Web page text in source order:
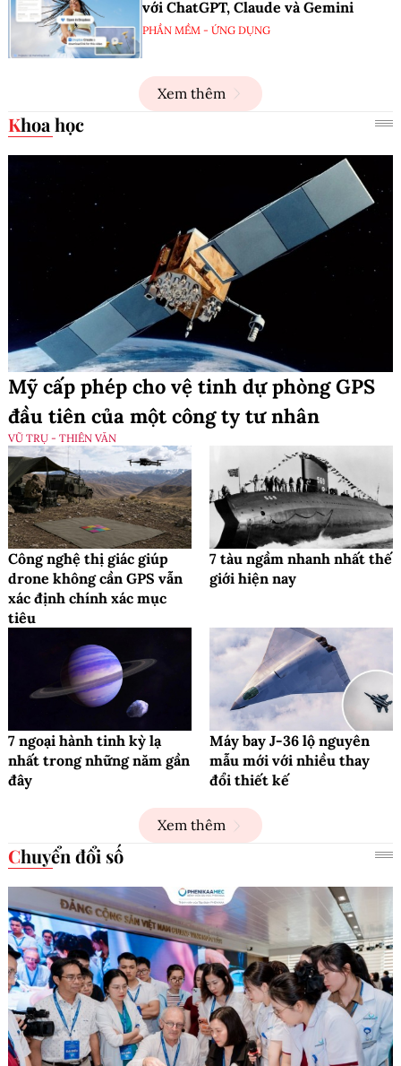
với ChatGPT, Claude và Gemini
PHẦN MỀM - ỨNG DỤNG
Xem thêm
Khoa học
Mỹ cấp phép cho vệ tinh dự phòng GPS
đầu tiên của một công ty tư nhân
VŨ TRỤ - THIÊN VĂN
Công nghệ thị giác giúp
drone không cần GPS vẫn
xác định chính xác mục
tiêu
7 tàu ngầm nhanh nhất thế
giới hiện nay
7 ngoại hành tinh kỳ lạ
nhất trong những năm gần
đây
Máy bay J-36 lộ nguyên
mẫu mới với nhiều thay
đổi thiết kế
Xem thêm
Chuyển đổi số